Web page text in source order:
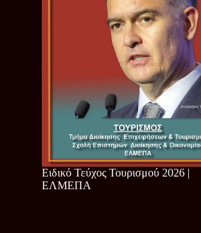
Ειδικό Τεύχος Τουρισμού 2026 |
ΕΛΜΕΠΑ